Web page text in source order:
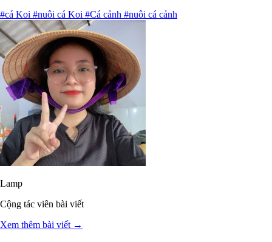
#cá Koi #nuôi cá Koi #Cá cảnh #nuôi cá cảnh
Lamp
Cộng tác viên bài viết
Xem thêm bài viết →